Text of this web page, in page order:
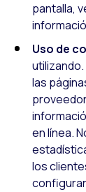
pantalla,
Uso de
las
en línea.
los